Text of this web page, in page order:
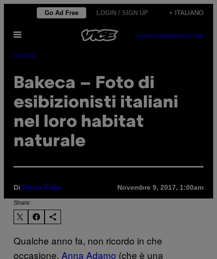
contenuto
Go Ad Free LOGIN / SIGN UP + ITALIANO
Apri
SUBSCRIBENEWSLETTER
Cultura
Bakeca – Foto di
esibizionisti italiani
nel loro habitat
naturale
Di Elena Viale Novembre 9, 2017, 1:00am
Share:
Qualche anno fa, non ricordo in che
occasione, Anna Adamo (che è una